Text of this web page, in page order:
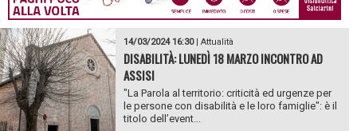
14/03/2024 16:30| Attualità
DISABILITÀ: LUNEDÌ 18 MARZO INCONTRO AD
ASSISI
"La Parola al territorio: criticità ed urgenze per
le persone con disabilità e le loro famiglie": è il
titolo dell’event...